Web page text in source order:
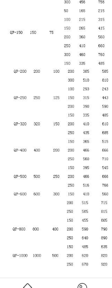
上一条：